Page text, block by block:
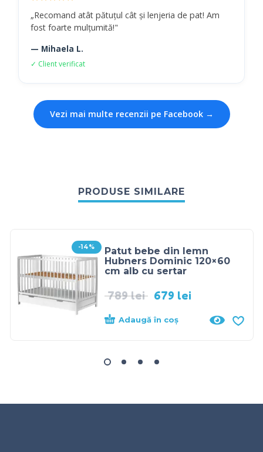
„Recomand atât pătuțul cât și lenjeria de pat! Am
fost foarte mulțumită!"
— Mihaela L.
✓ Client verificat
Vezi mai multe recenzii pe Facebook →
PRODUSE SIMILARE
-14%
Patut bebe din lemn
Hubners Dominic 120×60
cm alb cu sertar
789lei 679 lei
Adaugă în coș